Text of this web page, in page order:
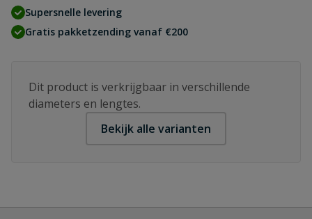
Supersnelle levering
Gratis pakketzending vanaf €200
Dit product is verkrijgbaar in verschillende
diameters en lengtes.
Bekijk alle varianten